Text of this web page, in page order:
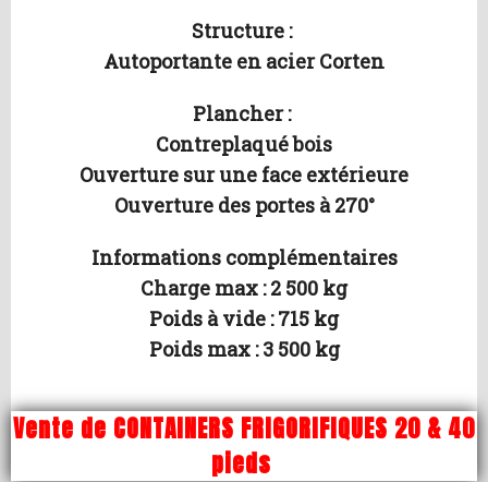
Structure :
Autoportante en acier Corten
Plancher :
Contreplaqué bois
Ouverture sur une face extérieure
Ouverture des portes à 270°
Informations complémentaires
Charge max : 2 500 kg
Poids à vide : 715 kg
Poids max : 3 500 kg
Vente de CONTAINERS FRIGORIFIQUES 20 & 40
pieds